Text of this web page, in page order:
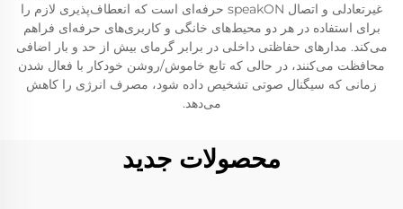
غیرتعادلی و اتصال speakON حرفه‌ای است که انعطاف‌پذیری لازم را
برای استفاده در هر دو محیط‌های خانگی و کاربری‌های حرفه‌ای فراهم
می‌کند. مدارهای حفاظتی داخلی در برابر گرمای بیش از حد و بار اضافی
محافظت می‌کنند، در حالی که تابع خاموش/روشن خودکار با فعال شدن
زمانی که سیگنال صوتی تشخیص داده شود، مصرف انرژی را کاهش
می‌دهد.
محصولات جدید